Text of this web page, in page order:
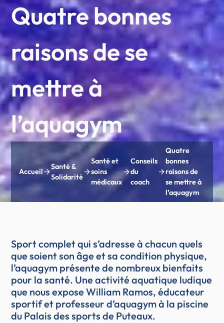
Accueil arrow_forward
Santé &
Solidaritéarrow_forward
Santé et
soins
médicaux
arrow_forward
Conseils
du
coach
arrow_forward
Quatre
bonnes
raisons de
se mettre à
l’aquagym
Quatre bonnes
raisons de se
mettre à
l’aquagym
Sport complet qui s’adresse à chacun quels
que soient son âge et sa condition physique,
l’aquagym présente de nombreux bienfaits
pour la santé. Une activité aquatique ludique
que nous expose William Ramos, éducateur
sportif et professeur d’aquagym à la piscine
du Palais des sports de Puteaux.